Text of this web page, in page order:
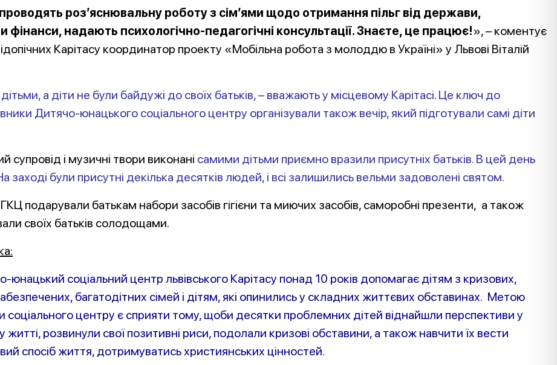
роз’яснювальну роботу з сім’ями щодо отримання пільг від держави,
надають психологічно-педагогічні консультації. Знаєте, це працює!», – коментує
Карітасу координатор проекту «Мобільна робота з молоддю в Україні» у Львові Віталій
а діти не були байдужі до своїх батьків, – вважають у місцевому Карітасі. Це ключ до
Дитячо-юнацького соціального центру організували також вечір, який підготували самі діти
супровід і музичні твори виконані самими дітьми приємно вразили присутніх батьків. В цей день
були присутні декілька десятків людей, і всі залишились вельми задоволені святом.
подарували батькам набори засобів гігієни та миючих засобів, саморобні презенти, а також
своїх батьків солодощами.
юнацький соціальний центр львівського Карітасу понад 10 років допомагає дітям з кризових,
багатодітних сімей і дітям, які опинились у складних життєвих обставинах. Метою
соціального центру є сприяти тому, щоби десятки проблемних дітей віднайшли перспективи у
житті, розвинули свої позитивні риси, подолали кризові обставини, а також навчити їх вести
спосіб життя, дотримуватись християнських цінностей.